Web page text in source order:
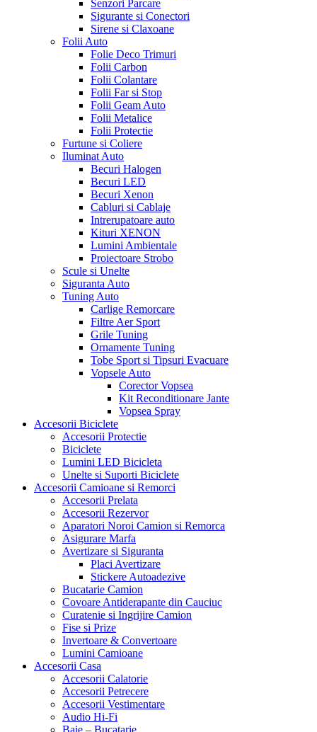
Senzori Parcare
Sigurante si Conectori
Sirene si Claxoane
Folii Auto
Folie Deco Trimuri
Folii Carbon
Folii Colantare
Folii Far si Stop
Folii Geam Auto
Folii Metalice
Folii Protectie
Furtune si Coliere
Iluminat Auto
Becuri Halogen
Becuri LED
Becuri Xenon
Cabluri si Cablaje
Intrerupatoare auto
Kituri XENON
Lumini Ambientale
Proiectoare Strobo
Scule si Unelte
Siguranta Auto
Tuning Auto
Carlige Remorcare
Filtre Aer Sport
Grile Tuning
Ornamente Tuning
Tobe Sport si Tipsuri Evacuare
Vopsele Auto
Corector Vopsea
Kit Reconditionare Jante
Vopsea Spray
Accesorii Biciclete
Accesorii Protectie
Biciclete
Lumini LED Bicicleta
Unelte si Suporti Biciclete
Accesorii Camioane si Remorci
Accesorii Prelata
Accesorii Rezervor
Aparatori Noroi Camion si Remorca
Asigurare Marfa
Avertizare si Siguranta
Placi Avertizare
Stickere Autoadezive
Bucatarie Camion
Covoare Antiderapante din Cauciuc
Curatenie si Ingrijire Camion
Fise si Prize
Invertoare & Convertoare
Lumini Camioane
Accesorii Casa
Accesorii Calatorie
Accesorii Petrecere
Accesorii Vestimentare
Audio Hi-Fi
Baie – Bucatarie